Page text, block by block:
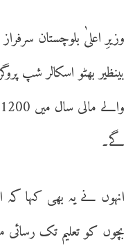
وزیرِ اعلیٰ بلوچستان
بینظیر بھٹو اسکالر شپ
گے۔
انہوں نے یہ بھی کہا
بچوں کو تعلیم تک رسائی